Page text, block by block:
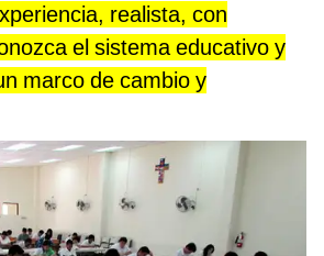
realista, con
el sistema educativo y
marco de cambio y